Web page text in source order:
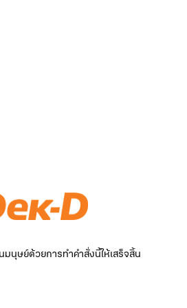
นุษย์ด้วยการทำคำสั่งนี้ให้เสร็จสิ้น